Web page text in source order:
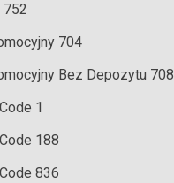
752
704
Bez Depozytu 708
1
188
836